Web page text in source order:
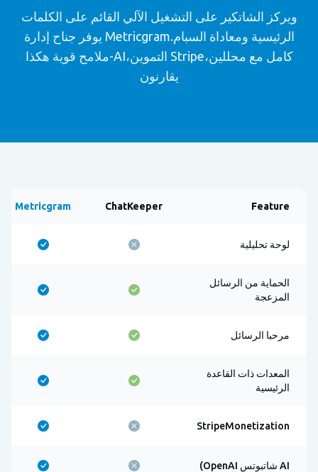
ويركز الشاتكير على التشغيل الآلي القائم على الكلمات
الرئيسية ومعاداة السبام.Metricgram يوفر جناح إدارة
كامل مع محللين،Stripe التموين،AI-ملامح قوية هكذا
يقارنون
Feature
ChatKeeper
Metricgram
لوحة تحليلية
الحماية من الرسائل
المزعجة
مرحبا الرسائل
المعدات ذات القاعدة
الرئيسية
StripeMonetization
AI شاتبوتس OpenAI)